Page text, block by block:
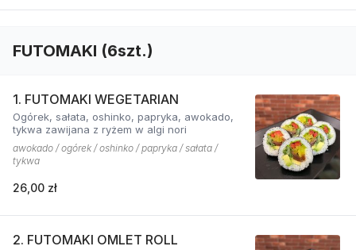
FUTOMAKI (6szt.)
1. FUTOMAKI WEGETARIAN
Ogórek, sałata, oshinko, papryka, awokado,
tykwa zawijana z ryżem w algi nori
awokado / ogórek / oshinko / papryka / sałata /
tykwa
26,00 zł
2. FUTOMAKI OMLET ROLL